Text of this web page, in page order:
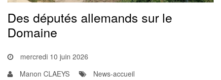
Des députés allemands sur le
Domaine
mercredi 10 juin 2026
Manon CLAEYS
News-accueil